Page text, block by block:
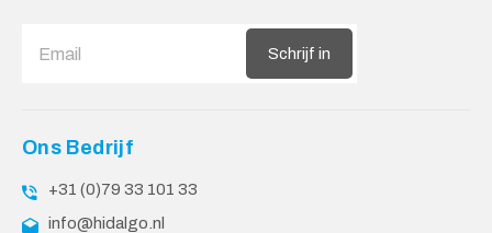
Schrijf in
Ons Bedrijf
+31 (0)79 33 101 33
info@hidalgo.nl